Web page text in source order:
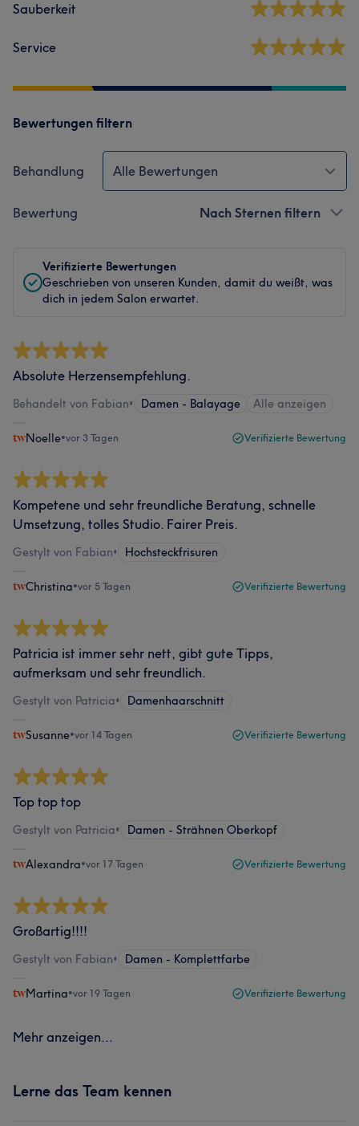
Sauberkeit
Service
Bewertungen filtern
Behandlung Alle Bewertungen
Bewertung Nach Sternen filtern
Verifizierte Bewertungen
Geschrieben von unseren Kunden, damit du weißt, was
dich in jedem Salon erwartet.
Absolute Herzensempfehlung.
Behandelt von Fabian• Damen - Balayage Alle anzeigen
Noelle•vor 3 Tagen Verifizierte Bewertung
Kompetene und sehr freundliche Beratung, schnelle
Umsetzung, tolles Studio. Fairer Preis.
Gestylt von Fabian• Hochsteckfrisuren
Christina•vor 5 Tagen Verifizierte Bewertung
Patricia ist immer sehr nett, gibt gute Tipps,
aufmerksam und sehr freundlich.
Gestylt von Patricia• Damenhaarschnitt
Susanne•vor 14 Tagen Verifizierte Bewertung
Top top top
Gestylt von Patricia• Damen - Strähnen Oberkopf
Alexandra•vor 17 Tagen Verifizierte Bewertung
Großartig!!!!
Gestylt von Fabian• Damen - Komplettfarbe
Martina•vor 19 Tagen Verifizierte Bewertung
Mehr anzeigen...
Lerne das Team kennen